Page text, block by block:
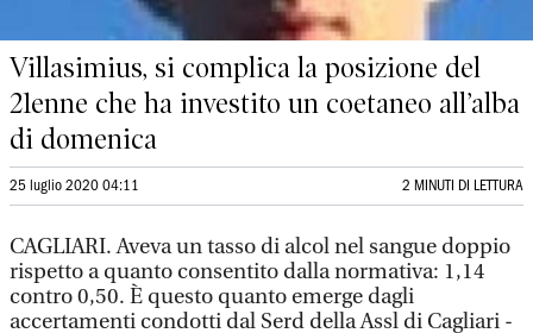
Villasimius, si complica la posizione del
21enne che ha investito un coetaneo all’alba
di domenica
25 luglio 2020 04:11 2 MINUTI DI LETTURA
CAGLIARI. Aveva un tasso di alcol nel sangue doppio
rispetto a quanto consentito dalla normativa: 1,14
contro 0,50. È questo quanto emerge dagli
accertamenti condotti dal Serd della Assl di Cagliari -